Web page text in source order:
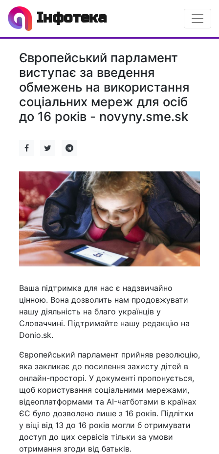
Інфотека
Європейський парламент
виступає за введення
обмежень на використання
соціальних мереж для осіб
до 16 років - novyny.sme.sk
Ваша підтримка для нас є надзвичайно
цінною. Вона дозволить нам продовжувати
нашу діяльність на благо українців у
Словаччині. Підтримайте нашу редакцію на
Donio.sk.
Європейський парламент прийняв резолюцію,
яка закликає до посилення захисту дітей в
онлайн-просторі. У документі пропонується,
щоб користування соціальними мережами,
відеоплатформами та AI-чатботами в країнах
ЄС було дозволено лише з 16 років. Підлітки
у віці від 13 до 16 років могли б отримувати
доступ до цих сервісів тільки за умови
отримання згоди від батьків.